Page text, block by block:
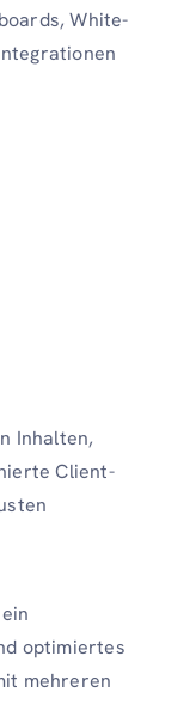
White-
Inhalten,
Client-
optimiertes
mehreren